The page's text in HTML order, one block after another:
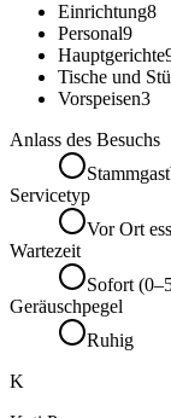
Einrichtung8
Personal9
Hauptgerichte
Tische und
Vorspeisen3
Anlass des Besuchs
Servicetyp
Vor Ort
Wartezeit
Sofort
Geräuschpegel
Ruhig
K